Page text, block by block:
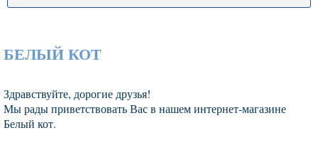
БЕЛЫЙ КОТ
Здравствуйте, дорогие друзья!
Мы рады приветствовать Вас в нашем интернет-магазине
Белый кот.